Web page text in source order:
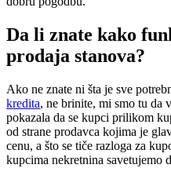
Da li znate kako
prodaja stanova?
Ako ne znate ni šta je sve
kredita, ne brinite, mi smo tu da
pokazala da se kupci prilikom
od strane prodavca kojima je
cenu, a što se tiče razloga za
kupcima nekretnina savetujemo